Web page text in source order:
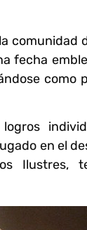
comunidad
fecha
como
en el
Ilustres,